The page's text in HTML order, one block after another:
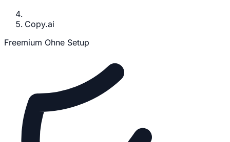
Copy.ai
Freemium Ohne Setup